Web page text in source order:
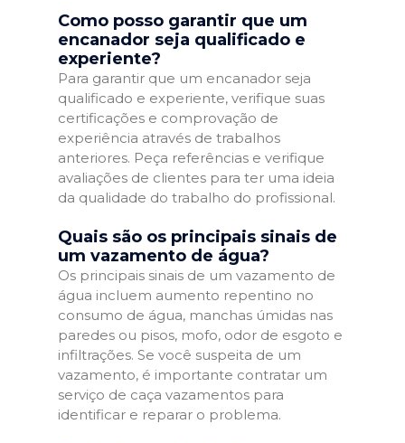
Como posso garantir que um
encanador seja qualificado e
experiente?
Para garantir que um encanador seja
qualificado e experiente, verifique suas
certificações e comprovação de
experiência através de trabalhos
anteriores. Peça referências e verifique
avaliações de clientes para ter uma ideia
da qualidade do trabalho do profissional.
Quais são os principais sinais de
um vazamento de água?
Os principais sinais de um vazamento de
água incluem aumento repentino no
consumo de água, manchas úmidas nas
paredes ou pisos, mofo, odor de esgoto e
infiltrações. Se você suspeita de um
vazamento, é importante contratar um
serviço de caça vazamentos para
identificar e reparar o problema.